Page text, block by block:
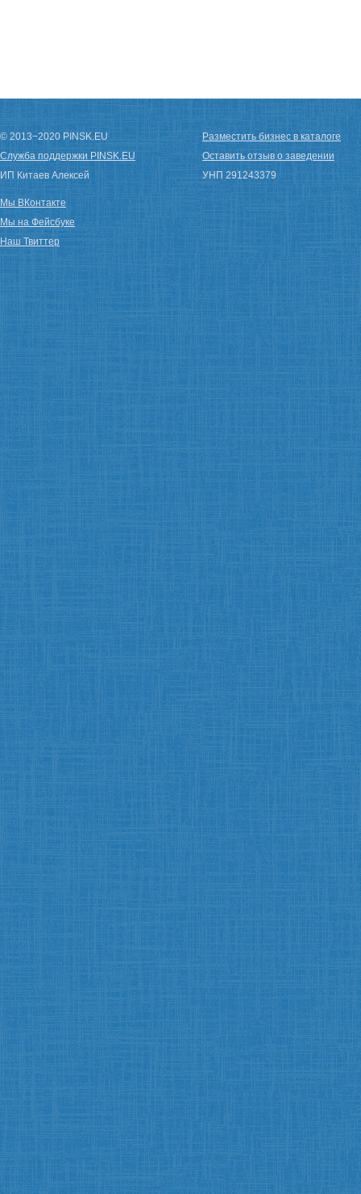
© 2013−2020 PINSK.EU
Служба поддержки PINSK.EU
ИП Китаев Алексей
Разместить бизнес в каталоге
Оставить отзыв о заведении
УНП 291243379
Мы ВКонтакте
Мы на Фейсбуке
Наш Твиттер